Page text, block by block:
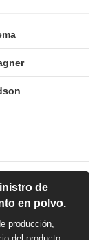
de
en polvo.
producción,